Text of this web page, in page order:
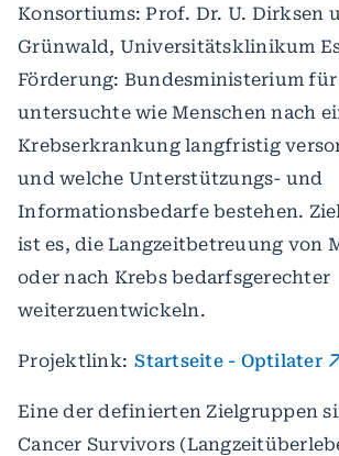
Konsortiums: Prof. Dr. U. Dirksen
Grünwald, Universitätsklinikum
Förderung: Bundesministerium
untersuchte wie Menschen nach
Krebserkrankung langfristig
und welche Unterstützungs- und
Informationsbedarfe bestehen.
ist es, die Langzeitbetreuung von
oder nach Krebs bedarfsgerechter
weiterzuentwickeln.
Projektlink: Startseite - Optilater
Eine der definierten Zielgruppen
Cancer Survivors